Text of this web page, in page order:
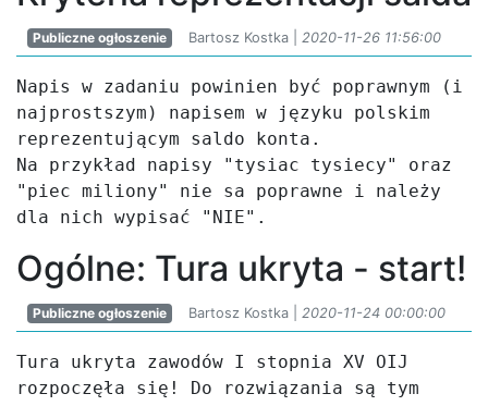
Publiczne ogłoszenie Bartosz Kostka | 2020-11-26 11:56:00
Napis w zadaniu powinien być poprawnym (i
najprostszym) napisem w języku polskim
reprezentującym saldo konta.
Na przykład napisy "tysiac tysiecy" oraz
"piec miliony" nie sa poprawne i należy
dla nich wypisać "NIE".
Ogólne: Tura ukryta - start!
Publiczne ogłoszenie Bartosz Kostka | 2020-11-24 00:00:00
Tura ukryta zawodów I stopnia XV OIJ
rozpoczęła się! Do rozwiązania są tym